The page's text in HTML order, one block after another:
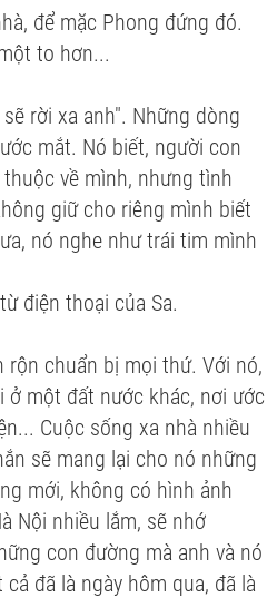
để mặc Phong đứng đó.
to hơn...
rời xa anh". Những dòng
mắt. Nó biết, người con
về mình, nhưng tình
giữ cho riêng mình biết
nó nghe như trái tim mình
điện thoại của Sa.
rộn chuẩn bị mọi thứ. Với nó,
ở một đất nước khác, nơi ước
Cuộc sống xa nhà nhiều
sẽ mang lại cho nó những
mới, không có hình ảnh
Nội nhiều lắm, sẽ nhớ
con đường mà anh và nó
đã là ngày hôm qua, đã là